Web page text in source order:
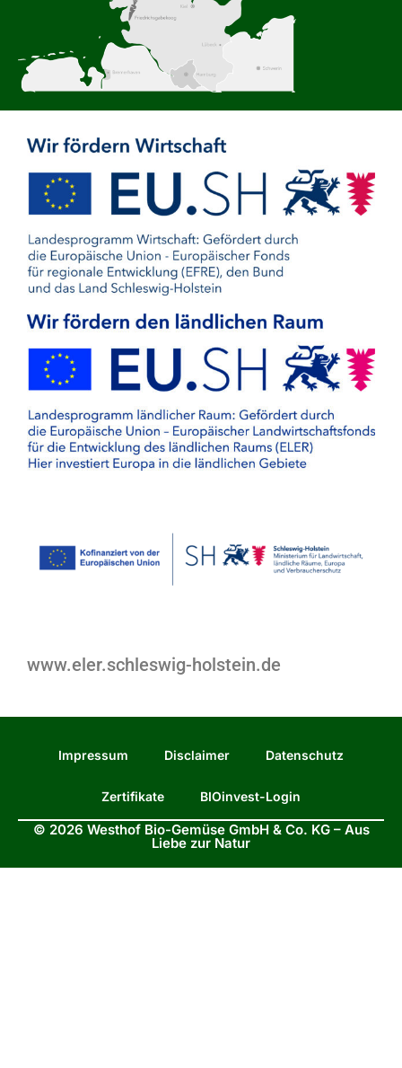
www.eler.schleswig-holstein.de
Impressum Disclaimer Datenschutz
Zertifikate BIOinvest-Login
© 2026 Westhof Bio-Gemüse GmbH & Co. KG – Aus
Liebe zur Natur